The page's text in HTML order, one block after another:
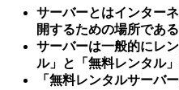
サーバーとはインター
開するための場所である
サーバーは一般的にレ
ル」と「無料レンタル
「無料レンタルサーバ